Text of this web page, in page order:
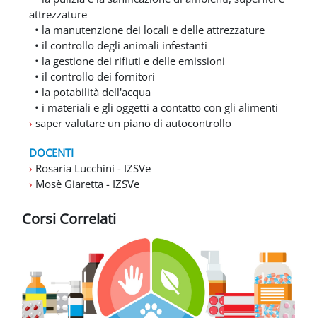
attrezzature
• la manutenzione dei locali e delle attrezzature
• il controllo degli animali infestanti
• la gestione dei rifiuti e delle emissioni
• il controllo dei fornitori
• la potabilità dell'acqua
• i materiali e gli oggetti a contatto con gli alimenti
› saper valutare un piano di autocontrollo
DOCENTI
› Rosaria Lucchini - IZSVe
› Mosè Giaretta - IZSVe
Corsi Correlati